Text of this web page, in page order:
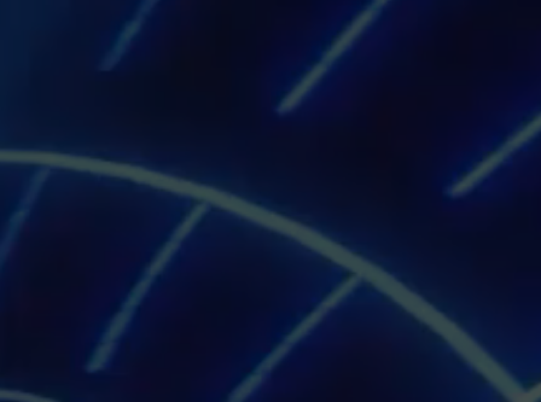
Plug to the future
Con la introducción en el mercado de
Premium PSU prevé doblar
superando los 30 millones de
euros en ventas.
fundada en 1981, cuenta con una
plantilla de más de cien
trabajadores y es una de las 16
empresas más disruptivas de
Cataluña del año 2021, según la
iniciativa Catalonia Exponential
Leaders de ACCIÓ.